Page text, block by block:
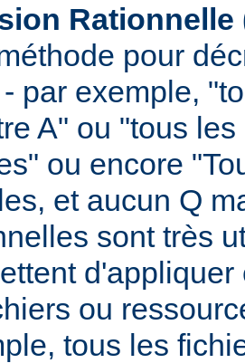
pour
par exemple,
A" ou "tous
ou encore
et aucun Q
sont très
ou
tous les